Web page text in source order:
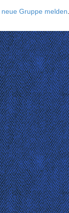
neue Gruppe melden